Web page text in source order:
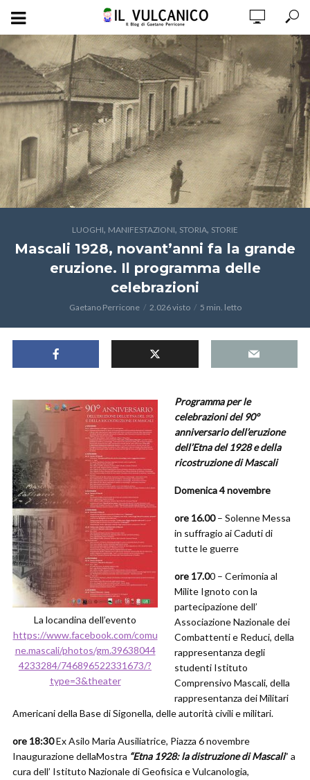
LUOGHI, MANIFESTAZIONI, STORIA, STORIE
Mascali 1928, novant’anni fa la grande
eruzione. Il programma delle
celebrazioni
Gaetano Perricone 2.026 visto 5 min. letto
La locandina dell’evento
https://www.facebook.com/comu
ne.mascali/photos/gm.39638044
4233284/746896522331673/?
type=3&theater
Programma per le
celebrazioni del 90°
anniversario dell’eruzione
dell’Etna del 1928 e della
ricostruzione di Mascali
Domenica 4 novembre
ore 16.00– Solenne Messa
in suffragio ai Caduti di
tutte le guerre
ore 17.00 – Cerimonia al
Milite Ignoto con la
partecipazione dell’
Associazione Nazionale dei
Combattenti e Reduci, della
rappresentanza degli
studenti Istituto
Comprensivo Mascali, della
rappresentanza dei Militari
Americani della Base di Sigonella, delle autorità civili e militari.
ore 18:30Ex Asilo Maria Ausiliatrice, Piazza 6 novembre
Inaugurazione dellaMostra “Etna 1928: la distruzione di Mascali” a
cura dell’ Istituto Nazionale di Geofisica e Vulcanologia,